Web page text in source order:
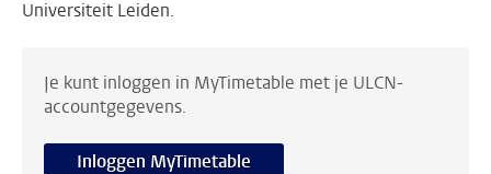
Universiteit Leiden.
Je kunt inloggen in MyTimetable met je ULCN-
accountgegevens.
Inloggen MyTimetable